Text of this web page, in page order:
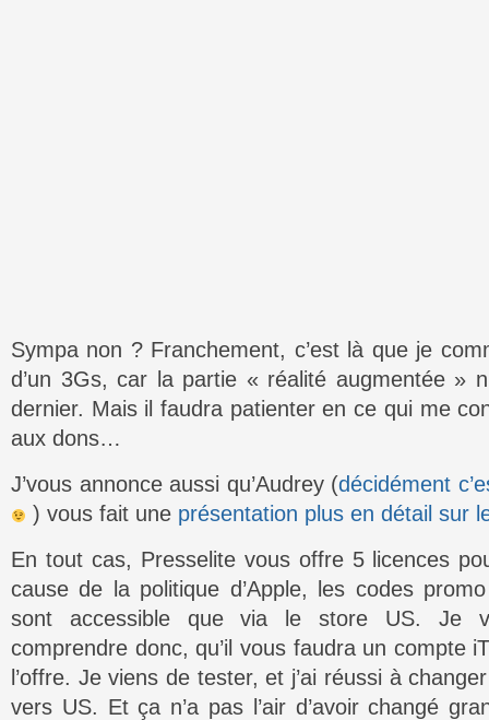
Sympa non ? Franchement, c’est là que je
d’un 3Gs, car la partie « réalité augmentée »
dernier. Mais il faudra patienter en ce qui me
aux dons…
J’vous annonce aussi qu’Audrey (décidément
) vous fait une présentation plus en détail sur
En tout cas, Presselite vous offre 5 licences
cause de la politique d’Apple, les codes
sont accessible que via le store US. Je
comprendre donc, qu’il vous faudra un compte
l’offre. Je viens de tester, et j’ai réussi à
vers US. Et ça n’a pas l’air d’avoir changé